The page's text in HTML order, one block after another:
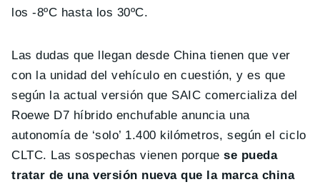
los -8ºC hasta los 30ºC.
Las dudas que llegan desde China tienen que ver
con la unidad del vehículo en cuestión, y es que
según la actual versión que SAIC comercializa del
Roewe D7 híbrido enchufable anuncia una
autonomía de ‘solo’ 1.400 kilómetros, según el ciclo
CLTC. Las sospechas vienen porquese pueda
tratar de una versión nueva que la marca china